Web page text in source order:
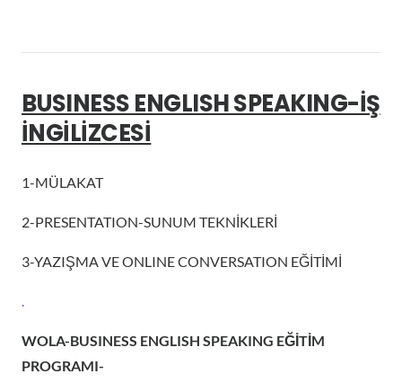
BUSINESS ENGLISH SPEAKING-İŞ
İNGİLİZCESİ
1-MÜLAKAT
2-PRESENTATION-SUNUM TEKNİKLERİ
3-YAZIŞMA VE ONLINE CONVERSATION EĞİTİMİ
.
WOLA-BUSINESS ENGLISH SPEAKING EĞİTİM
PROGRAMI-